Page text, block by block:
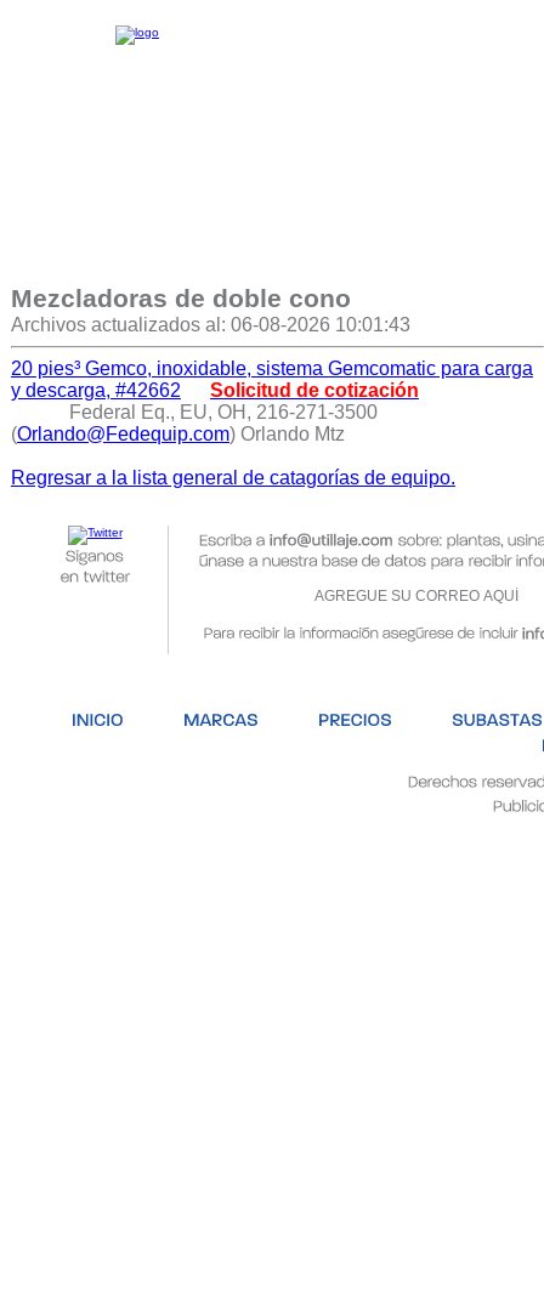
Mezcladoras de doble cono
Archivos actualizados al: 06-08-2026 10:01:43
20 pies³ Gemco, inoxidable, sistema Gemcomatic para carga
y descarga, #42662
Solicitud de cotización
Federal Eq., EU, OH, 216-271-3500
(Orlando@Fedequip.com) Orlando Mtz
Regresar a la lista general de catagorías de equipo.